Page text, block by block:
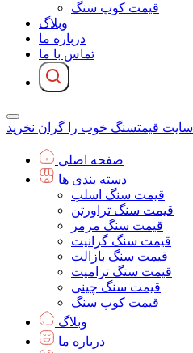
قیمت کوپ سنگ
وبلاگ
درباره ما
تماس با ما
سایت قیمت
صفحه اصلی
دسته بندی ها
قیمت سنگ اسلب
قیمت سنگ تراورتن
قیمت سنگ مرمر
قیمت سنگ گرانیت
قیمت سنگ بازالت
قیمت سنگ ترامیت
قیمت سنگ چینی
قیمت کوپ سنگ
وبلاگ
درباره ما